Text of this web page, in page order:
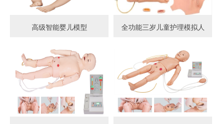
高级智能婴儿模型 全功能三岁儿童护理模拟人